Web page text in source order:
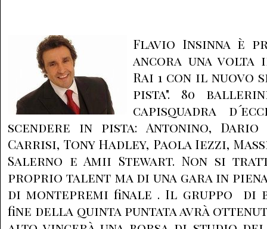
Flavio Insinna è
ancora una volta
Rai 1 con il nuovo
pista". 80
capisquadra
scendere in pista: Antonino,
Carrisi, Tony Hadley, Paola Iezzi,
Salerno e Amii Stewart. Non si
proprio talent ma di una gara in
di montepremi finale . Il gruppo
fine della quinta puntata avrà